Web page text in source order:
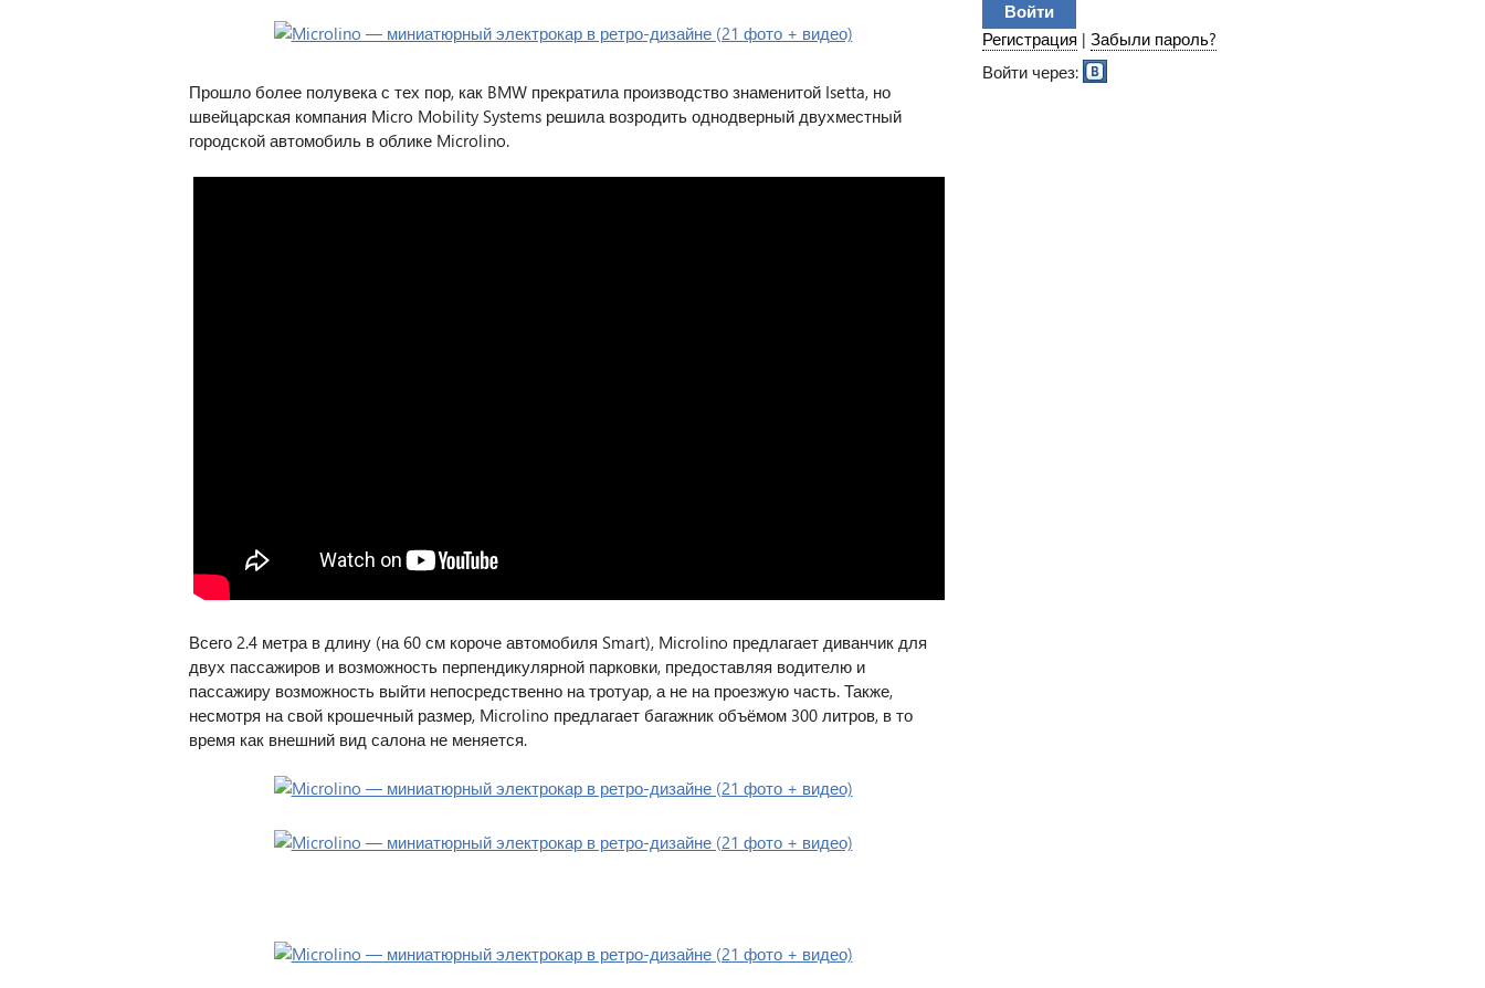
Прошло более полувека с тех пор, как BMW прекратила производство знаменитой Isetta, но
швейцарская компания Micro Mobility Systems решила возродить однодверный двухместный
городской автомобиль в облике Microlino.
Всего 2.4 метра в длину (на 60 см короче автомобиля Smart), Microlino предлагает диванчик для
двух пассажиров и возможность перпендикулярной парковки, предоставляя водителю и
пассажиру возможность выйти непосредственно на тротуар, а не на проезжую часть. Также,
несмотря на свой крошечный размер, Microlino предлагает багажник объёмом 300 литров, в то
время как внешний вид салона не меняется.
Регистрация | Забыли пароль?
Войти через: